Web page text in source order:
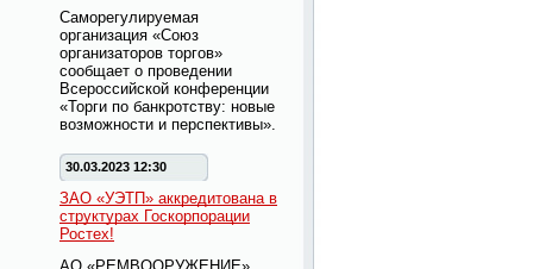
Саморегулируемая
организация «Союз
организаторов торгов»
сообщает о проведении
Всероссийской конференции
«Торги по банкротству: новые
возможности и перспективы».
30.03.2023 12:30
ЗАО «УЭТП» аккредитована в
структурах Госкорпорации
Ростех!